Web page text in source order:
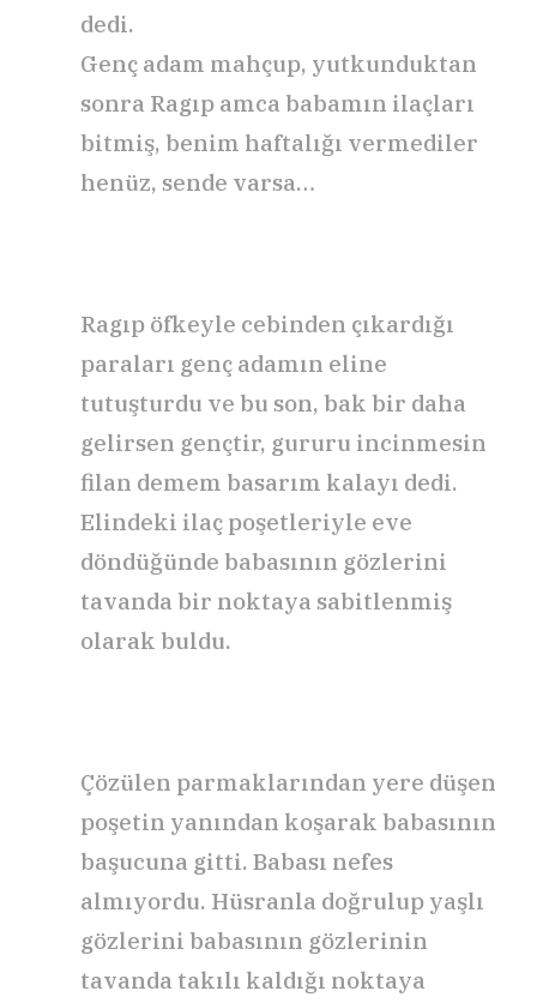
dedi.
Genç adam mahçup, yutkunduktan
sonra Ragıp amca babamın ilaçları
bitmiş, benim haftalığı vermediler
henüz, sende varsa…
Ragıp öfkeyle cebinden çıkardığı
paraları genç adamın eline
tutuşturdu ve bu son, bak bir daha
gelirsen gençtir, gururu incinmesin
filan demem basarım kalayı dedi.
Elindeki ilaç poşetleriyle eve
döndüğünde babasının gözlerini
tavanda bir noktaya sabitlenmiş
olarak buldu.
Çözülen parmaklarından yere düşen
poşetin yanından koşarak babasının
başucuna gitti. Babası nefes
almıyordu. Hüsranla doğrulup yaşlı
gözlerini babasının gözlerinin
tavanda takılı kaldığı noktaya